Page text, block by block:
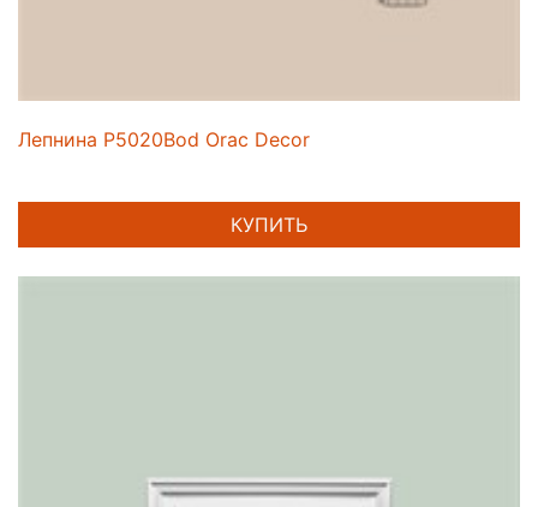
Лепнина P5020Bod Orac Decor
КУПИТЬ